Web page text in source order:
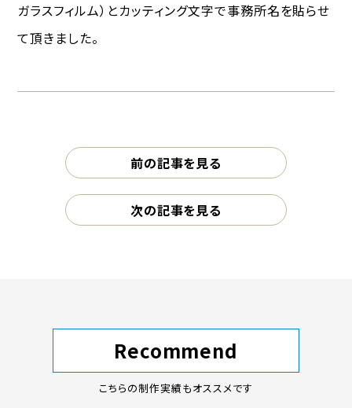
ガラスフィルム）とカッティング文字で事務所名を貼らせ
て頂きました。
前の記事を見る
次の記事を見る
Recommend
こちらの制作実績もオススメです